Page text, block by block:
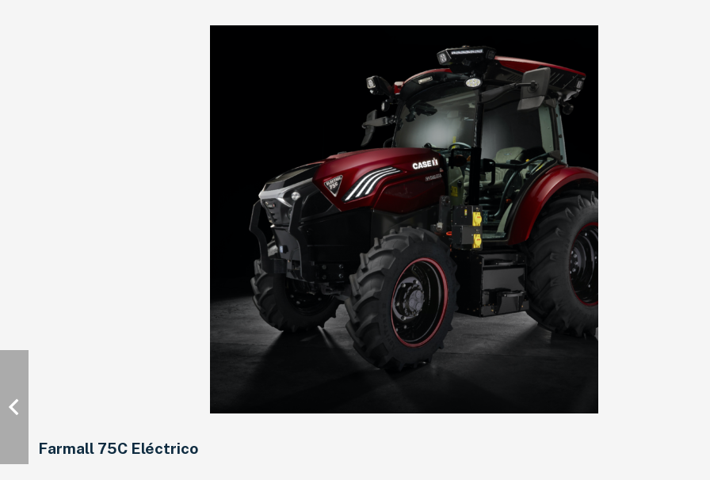
NOVEDADES
LANZAMIENTOS
INDUSTRIAS
MOTOS
Farmall 75C Eléctrico